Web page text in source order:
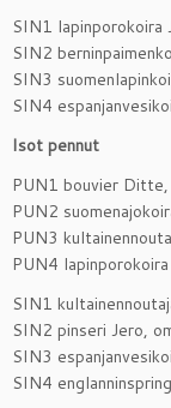
SIN1 lapinporokoira
SIN2
SIN3
SIN4
Isot pennut
PUN1 bouvier
PUN2
PUN3
PUN4
SIN1
SIN2 pinseri Jero,
SIN3
SIN4